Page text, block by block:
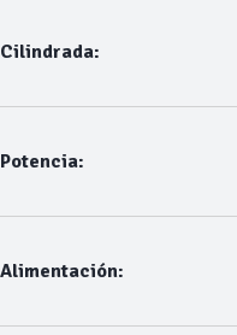
Cilindrada:
Potencia:
Alimentación: